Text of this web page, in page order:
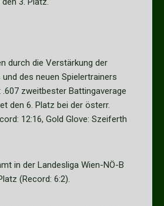
durch die Verstärkung der
und des neuen Spielertrainers
zweitbester Battingaverage
den 6. Platz bei der österr.
12:16, Gold Glove: Szeiferth
in der Landesliga Wien-NÖ-B
(Record: 6:2).